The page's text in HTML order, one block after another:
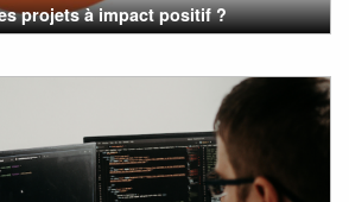
projets à impact positif ?